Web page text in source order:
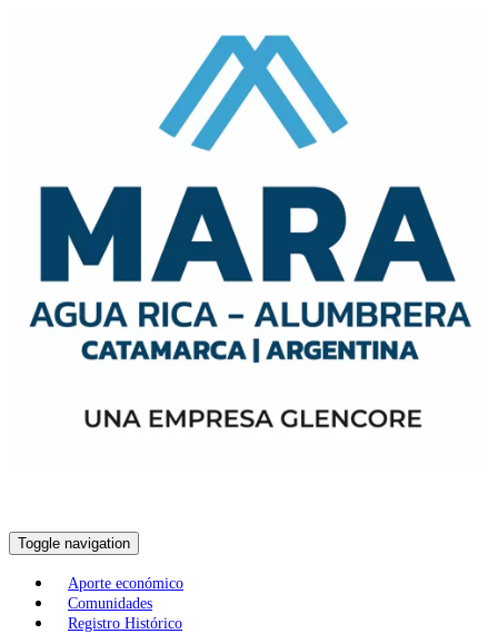
Toggle navigation
Aporte económico
Comunidades
Registro Histórico